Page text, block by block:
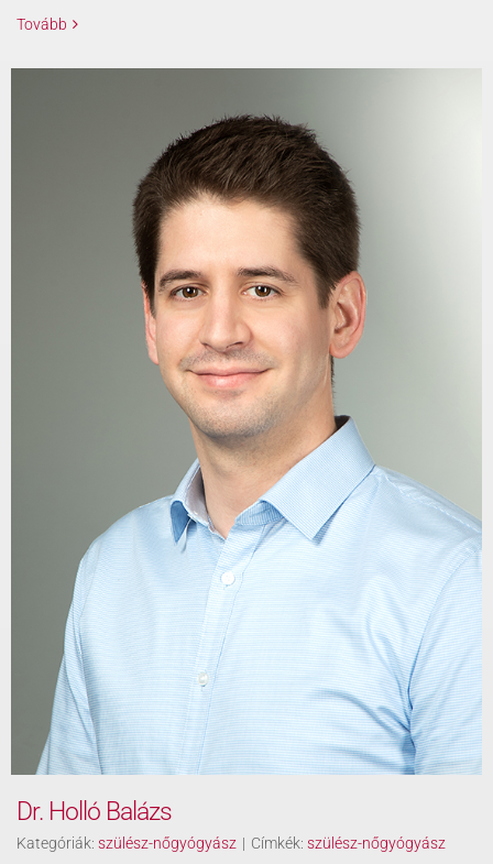
Tovább
Dr. Holló Balázs
Kategóriák: szülész-nőgyógyász | Címkék: szülész-nőgyógyász